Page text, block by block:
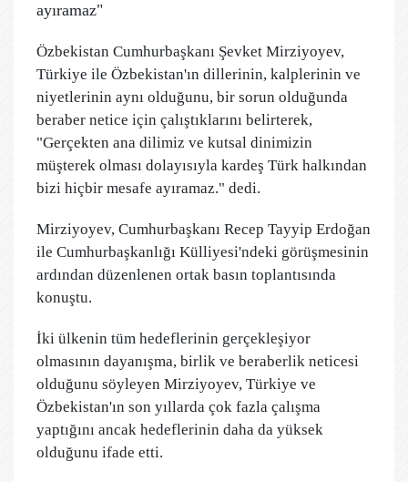
ayıramaz"
Özbekistan Cumhurbaşkanı Şevket Mirziyoyev,
Türkiye ile Özbekistan'ın dillerinin, kalplerinin ve
niyetlerinin aynı olduğunu, bir sorun olduğunda
beraber netice için çalıştıklarını belirterek,
"Gerçekten ana dilimiz ve kutsal dinimizin
müşterek olması dolayısıyla kardeş Türk halkından
bizi hiçbir mesafe ayıramaz." dedi.
Mirziyoyev, Cumhurbaşkanı Recep Tayyip Erdoğan
ile Cumhurbaşkanlığı Külliyesi'ndeki görüşmesinin
ardından düzenlenen ortak basın toplantısında
konuştu.
İki ülkenin tüm hedeflerinin gerçekleşiyor
olmasının dayanışma, birlik ve beraberlik neticesi
olduğunu söyleyen Mirziyoyev, Türkiye ve
Özbekistan'ın son yıllarda çok fazla çalışma
yaptığını ancak hedeflerinin daha da yüksek
olduğunu ifade etti.